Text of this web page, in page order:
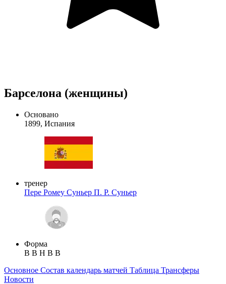
Барселона (женщины)
Основано
1899, Испания
тренер
Пере Ромеу Суньер П. Р. Суньер
Форма
В В Н В В
Основное Состав календарь матчей Таблица Трансферы
Новости